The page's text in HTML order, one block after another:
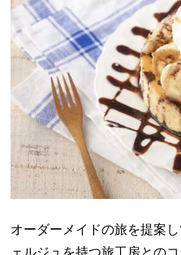
オーダーメイドの旅を提案
ェルジュを持つ旅工房との